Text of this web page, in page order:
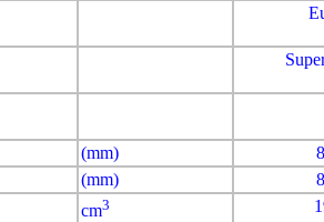
(mm)
(mm)
cm3